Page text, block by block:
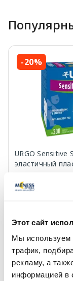
Этот сайт
Мы используем
трафик,
рекламу, а
информацией в
-20%
URGO Sensitive
эластичный
36.80 €
Регулярная цена:
Page 1 of 10